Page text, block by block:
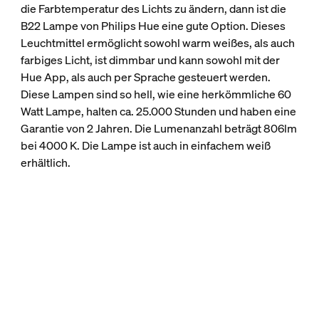
die Farbtemperatur des Lichts zu ändern, dann ist die
B22 Lampe von Philips Hue eine gute Option. Dieses
Leuchtmittel ermöglicht sowohl warm weißes, als auch
farbiges Licht, ist dimmbar und kann sowohl mit der
Hue App, als auch per Sprache gesteuert werden.
Diese Lampen sind so hell, wie eine herkömmliche 60
Watt Lampe, halten ca. 25.000 Stunden und haben eine
Garantie von 2 Jahren. Die Lumenanzahl beträgt 806lm
bei 4000 K. Die Lampe ist auch in einfachem weiß
erhältlich.